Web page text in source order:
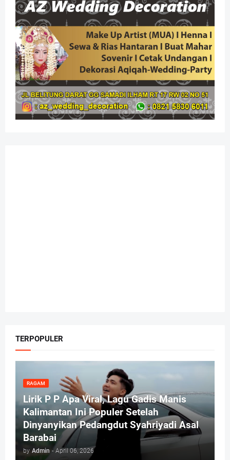
TERPOPULER
RAGAM
Lirik P P Apa Viral, Lagu Gadis Manis
Kalimantan Ini Populer Setelah
Dinyanyikan Pedangdut Syahriyadi Asal
Barabai
by Admin - April 06, 2026